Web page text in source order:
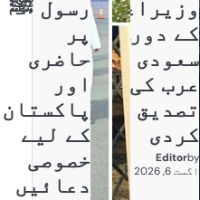
وزیراعظم
کے دورہ
سعودی
عرب کی
تصدیق
کردی
by
Editor
اگست 6, 2026
رسول ﷺ
پر
حاضری
اور
پاکستان
کے لیے
خصوصی
دعائیں